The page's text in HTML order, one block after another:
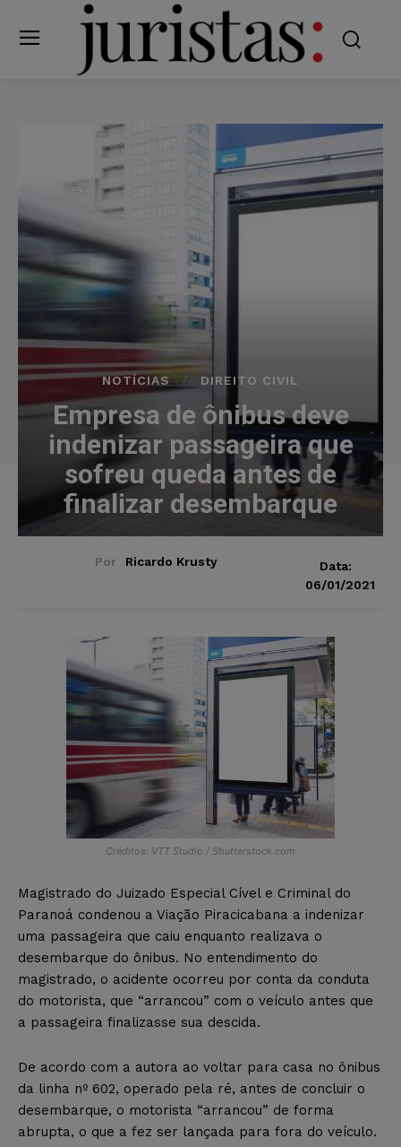
NOTÍCIAS DIREITO CIVIL
Empresa de ônibus deve
indenizar passageira que
sofreu queda antes de
finalizar desembarque
Por Ricardo Krusty
Data:
06/01/2021
Créditos: VTT Studio / Shutterstock.com
Magistrado do Juizado Especial Cível e Criminal do
Paranoá condenou a Viação Piracicabana a indenizar
uma passageira que caiu enquanto realizava o
desembarque do ônibus. No entendimento do
magistrado, o acidente ocorreu por conta da conduta
do motorista, que “arrancou” com o veículo antes que
a passageira finalizasse sua descida.
De acordo com a autora ao voltar para casa no ônibus
da linha nº 602, operado pela ré, antes de concluir o
desembarque, o motorista “arrancou” de forma
abrupta, o que a fez ser lançada para fora do veículo.